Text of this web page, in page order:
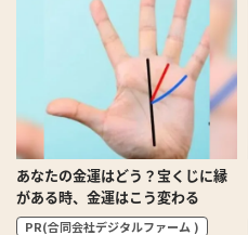
あなたの金運はどう？宝くじに縁
がある時、金運はこう変わる
PR(合同会社デジタルファーム )